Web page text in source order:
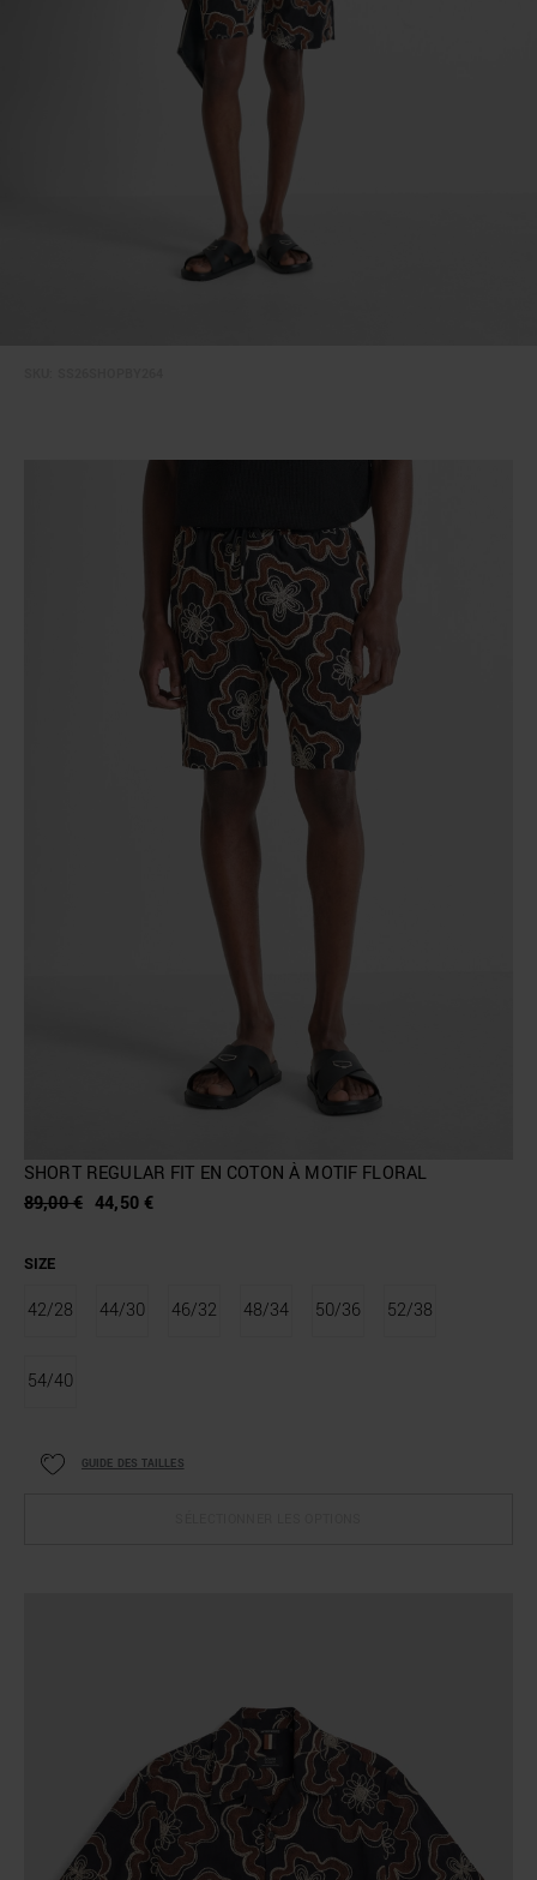
SHORT REGULAR FIT EN COTON À MOTIF FLORAL
89,00 € 44,50 €
SIZE
42/28 44/30 46/32 48/34 50/36 52/38
54/40
GUIDE DES TAILLES